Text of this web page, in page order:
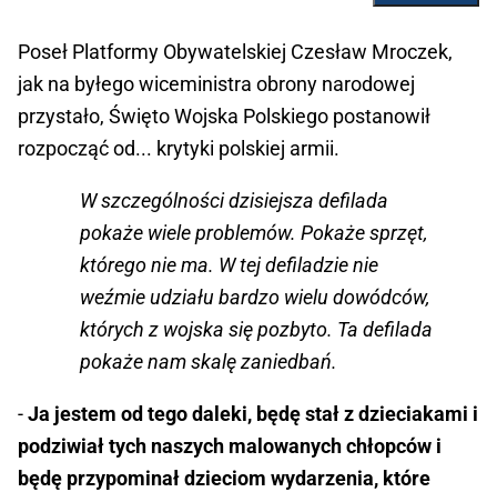
Poseł Platformy Obywatelskiej Czesław Mroczek,
jak na byłego wiceministra obrony narodowej
przystało, Święto Wojska Polskiego postanowił
rozpocząć od... krytyki polskiej armii.
W szczególności dzisiejsza defilada
pokaże wiele problemów. Pokaże sprzęt,
którego nie ma. W tej defiladzie nie
weźmie udziału bardzo wielu dowódców,
których z wojska się pozbyto. Ta defilada
pokaże nam skalę zaniedbań.
-Ja jestem od tego daleki, będę stał z dzieciakami i
podziwiał tych naszych malowanych chłopców i
będę przypominał dzieciom wydarzenia, które